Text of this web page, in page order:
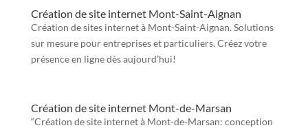
Création de site internet Mont-Saint-Aignan
Création de sites internet à Mont-Saint-Aignan. Solutions
sur mesure pour entreprises et particuliers. Créez votre
présence en ligne dès aujourd’hui!
Création de site internet Mont-de-Marsan
“Création de site internet à Mont-de-Marsan: conception